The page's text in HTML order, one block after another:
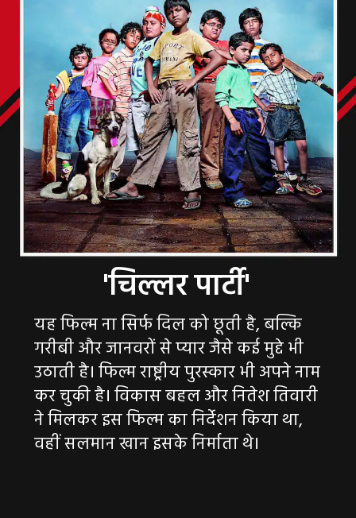
यह फिल्म ना सिर्फ दिल को छूती है, बल्कि
गरीबी और जानवरों से प्यार जैसे कई मुद्दे भी
उठाती है। फिल्म राष्ट्रीय पुरस्कार भी अपने नाम
कर चुकी है। विकास बहल और नितेश तिवारी
ने मिलकर इस फिल्म का निर्देशन किया था,